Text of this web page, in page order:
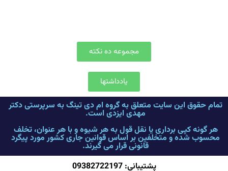
مجموعه ده نکته
یادداشتها
تمام حقوق این سایت متعلق به گروه ام دی تینگ به سرپرستی دکتر
مهدی ایزدی است.
هر گونه کپی برداری یا نقل قول به هر شیوه و با هر عنوان، تخلف
محسوب شده و متخلفین بر اساس قوانین جاری کشور مورد پیگرد
قانونی قرار می گیرند.
پشتیبانی: 09382722197